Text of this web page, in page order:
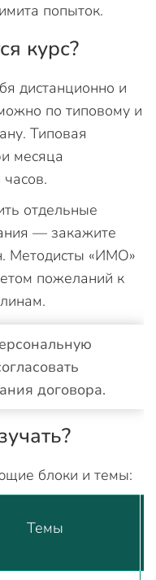
попыток.
курс?
дистанционно и
по типовому и
Типовая
месяца
отдельные
— закажите
Методисты «ИМО»
пожеланий к
договора.
блоки и темы:
Темы